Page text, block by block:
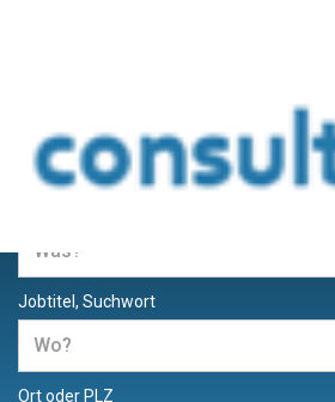
Jobs und Stellenangebote für
Berater und Consultants
Jobtitel, Suchwort
Ort oder PLZ